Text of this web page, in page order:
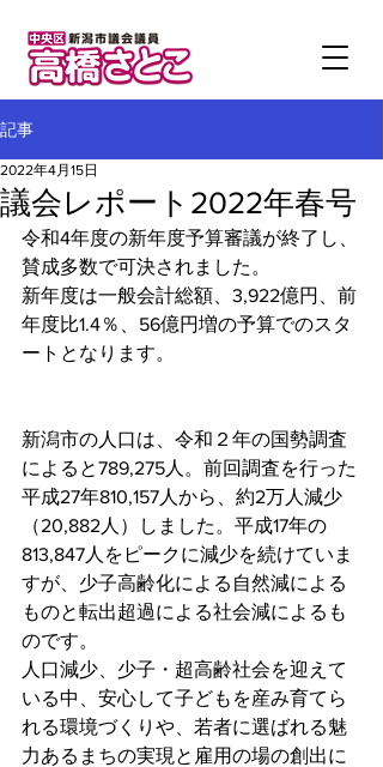
記事
議会レポート2022年春号
2022年4月15日
令和4年度の新年度予算審議が終了し、
賛成多数で可決されました。
新年度は一般会計総額、3,922億円、前
年度比1.4％、56億円増の予算でのスタ
ートとなります。
新潟市の人口は、令和２年の国勢調査
によると789,275人。前回調査を行った
平成27年810,157人から、約2万人減少
（20,882人）しました。平成17年の
813,847人をピークに減少を続けていま
すが、少子高齢化による自然減による
ものと転出超過による社会減によるも
のです。
人口減少、少子・超高齢社会を迎えて
いる中、安心して子どもを産み育てら
れる環境づくりや、若者に選ばれる魅
力あるまちの実現と雇用の場の創出に